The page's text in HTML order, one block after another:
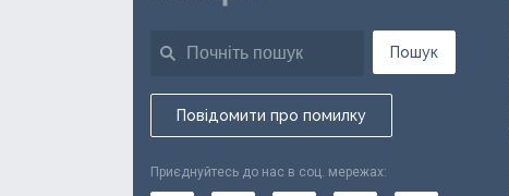
Пошук
Повідомити про помилку
Приєднуйтесь до нас в соц. мережах: